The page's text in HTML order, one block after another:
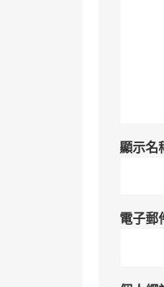
顯示名
電子郵